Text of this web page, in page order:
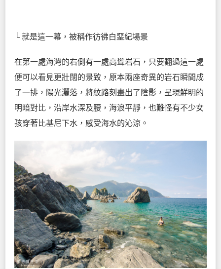
└ 就是這一幕，被稱作彷彿白堊紀場景
在第一處海灣的右側有一處高聳岩石，只要翻過這一處
便可以看見更壯闊的景致，原本兩座奇異的岩石瞬間成
了一排，陽光灑落，將紋路刻畫出了陰影，呈現鮮明的
明暗對比，沿岸水深及腰，海浪平靜，也難怪有不少女
孩穿著比基尼下水，感受海水的沁涼。